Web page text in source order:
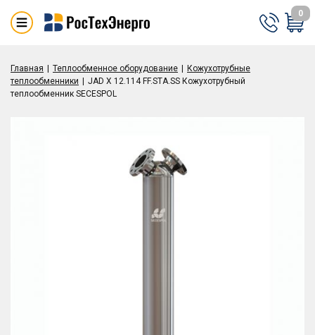
0
Главная Теплообменное оборудование
Кожухотрубные
теплообменники
JAD X 12.114 FF.STA.SS Кожухотрубный
теплообменник SECESPOL